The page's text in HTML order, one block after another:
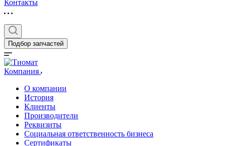
Контакты
Подбор запчастей
Компания
О компании
История
Клиенты
Производители
Реквизиты
Социальная ответственность бизнеса
Сертификаты